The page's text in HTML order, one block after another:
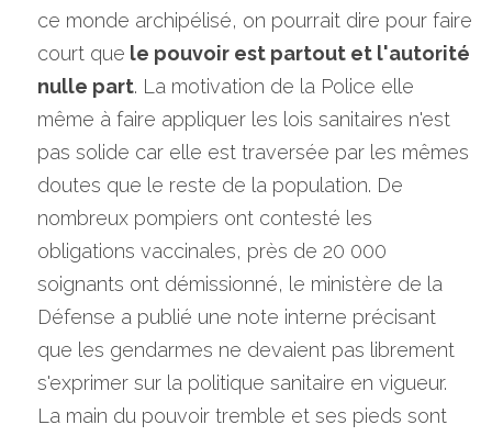
ce monde archipélisé, on pourrait dire pour faire
court que le pouvoir est partout et l'autorité
nulle part. La motivation de la Police elle
même à faire appliquer les lois sanitaires n'est
pas solide car elle est traversée par les mêmes
doutes que le reste de la population. De
nombreux pompiers ont contesté les
obligations vaccinales, près de 20 000
soignants ont démissionné, le ministère de la
Défense a publié une note interne précisant
que les gendarmes ne devaient pas librement
s'exprimer sur la politique sanitaire en vigueur.
La main du pouvoir tremble et ses pieds sont